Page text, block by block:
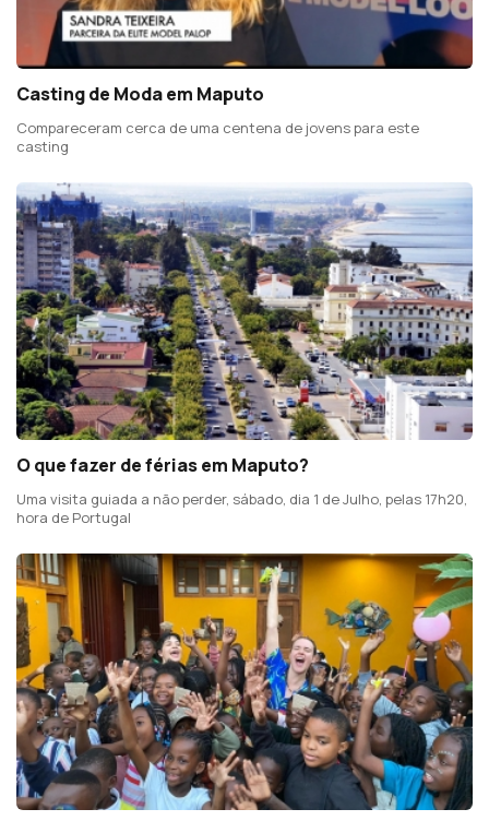
Casting de Moda em Maputo
Compareceram cerca de uma centena de jovens para este
casting
O que fazer de férias em Maputo?
Uma visita guiada a não perder, sábado, dia 1 de Julho, pelas 17h20,
hora de Portugal